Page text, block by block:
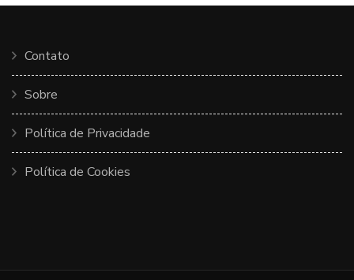
Contato
Sobre
Política de Privacidade
Política de Cookies